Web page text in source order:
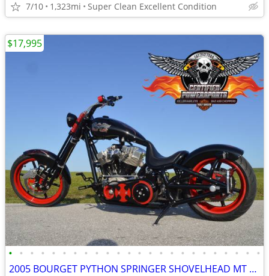
7/10 1,323mi Super Clean Excellent Condition
• • • • • • • • • • • • • • • • • • • • • • • •
2005 BOURGET PYTHON SPRINGER SHOVELHEAD MT BOBBER CHOPPER
$17,995